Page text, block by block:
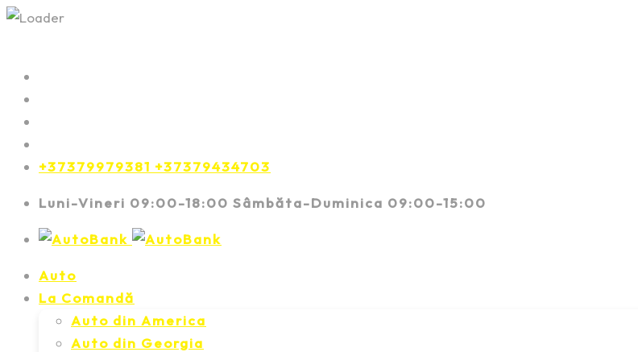
+37379979381 +37379434703
Luni-Vineri 09:00-18:00 Sâmbăta-Duminica 09:00-15:00
Auto
La Comandă
Auto din America
Auto din Georgia